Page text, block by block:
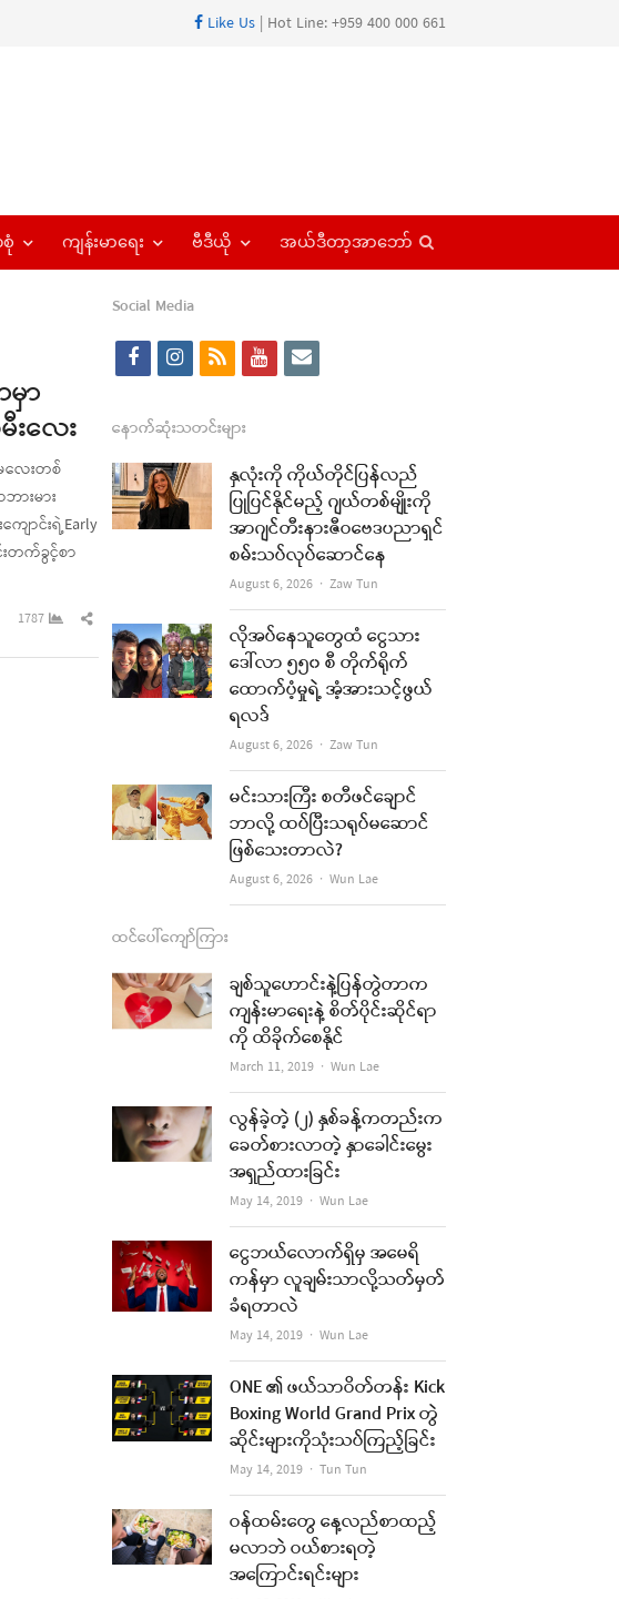
Like Us | Hot Line: +959 400 000 661
ကျန်းမာရေး ဗီဒီယို အယ်ဒီတာ့အာဘော်
ာ
းလေး
ေးတစ်
းမား
ောင်းရဲ့Early
းတက်ခွင့်စာ
1787
Share
this
post
Social Media
f
c
e
b
o
i
s
t
a
g
m
r
s
y
t
u
b
e
e
i
l
နောက်ဆုံးသတင်းများ
နှလုံးကို ကိုယ်တိုင်ပြန်လည်
ပြုပြင်နိုင်မည့် ဂျယ်တစ်မျိုးကို
အာဂျင်တီးနားဇီဝဗေဒပညာရှင်
စမ်းသပ်လုပ်ဆောင်နေ
August 6, 2026 Author
Zaw Tun
လိုအပ်နေသူတွေထံ ငွေသား
ဒေါ်လာ ၅၅၀ စီ တိုက်ရိုက်
ထောက်ပံ့မှုရဲ့ အံ့အားသင့်ဖွယ်
ရလဒ်
August 6, 2026 Author
Zaw Tun
မင်းသားကြီး စတီဖင်ချောင်
ဘာလို့ ထပ်ပြီးသရုပ်မဆောင်
ဖြစ်သေးတာလဲ?
August 6, 2026 Author
Wun Lae
ထင်ပေါ်ကျော်ကြား
ချစ်သူဟောင်းနဲ့ပြန်တွဲတာက
ကျန်းမာရေးနဲ့ စိတ်ပိုင်းဆိုင်ရာ
ကို ထိခိုက်စေနိုင်
March 11, 2019 Author
Wun Lae
လွန်ခဲ့တဲ့ (၂) နှစ်ခန့်ကတည်းက
ခေတ်စားလာတဲ့ နှာခေါင်းမွေး
အရှည်ထားခြင်း
May 14, 2019 Author
Wun Lae
ငွေဘယ်လောက်ရှိမှ အမေရိ
ကန်မှာ လူချမ်းသာလို့သတ်မှတ်
ခံရတာလဲ
May 14, 2019 Author
Wun Lae
ONE ၏ ဖယ်သာဝိတ်တန်း Kick
Boxing World Grand Prix တွဲ
ဆိုင်းများကိုသုံးသပ်ကြည့်ခြင်း
May 14, 2019 Author
Tun Tun
ဝန်ထမ်းတွေ နေ့လည်စာထည့်
မလာဘဲ ဝယ်စားရတဲ့
အကြောင်းရင်းများ